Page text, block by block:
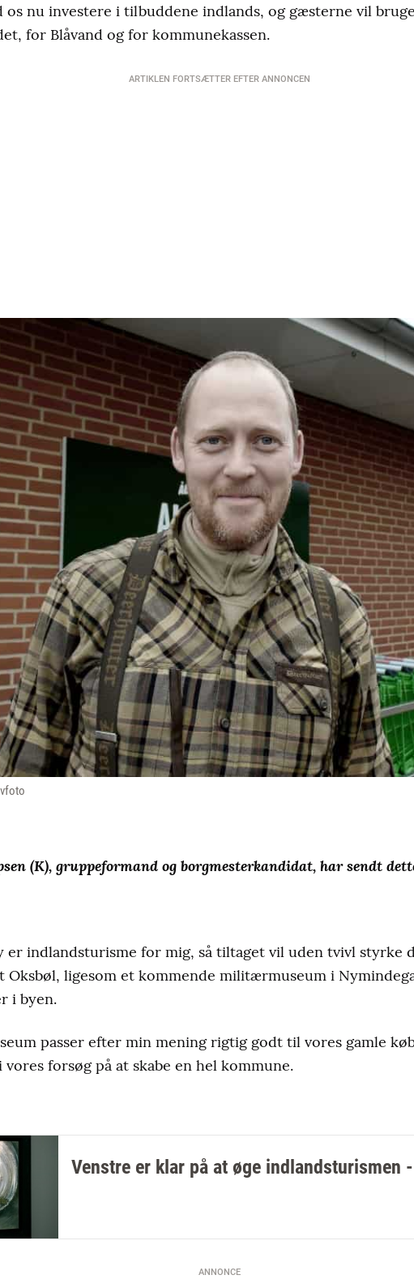
os nu investere i tilbuddene indlands, og gæsterne vil
for Blåvand og for kommunekassen.
ARTIKLEN FORTSÆTTER EFTER ANNONCEN
(K), gruppeformand og borgmesterkandidat, har sendt
indlandsturisme for mig, så tiltaget vil uden tvivl styrke
Oksbøl, ligesom et kommende militærmuseum i
i byen.
passer efter min mening rigtig godt til vores gamle
vores forsøg på at skabe en hel kommune.
Venstre er klar på at øge indlandsturismen
ANNONCE